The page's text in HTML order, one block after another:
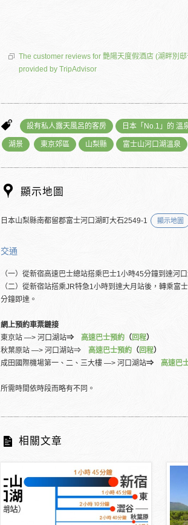
The customer reviews for 艷陽天度假酒店 (湖畔別
provided by TripAdvisor
設有私人露天風呂的客房 日本「No.1」的 溫
湖景 東京郊區 山梨縣 富士山河口湖溫泉
顯示地圖
日本山梨縣南都留郡富士河口湖町大石2549-1 顯示地圖
交通
（一）從新宿高速巴士總站搭乘巴士1小時45分鐘到達河
（二）從新宿站搭乘JR特急1小時到達大月站後，轉乘
分鐘即達。
網上預約車票鏈接
東京站 ―> 河口湖站⇒ 高速巴士預約 （回程）
秋葉原站 ―> 河口湖站⇒ 高速巴士預約 （回程）
成田國際機場第一、二、三大樓 ―> 河口湖站⇒ 高速巴
所需時間依時段而略有不同。
相關文章